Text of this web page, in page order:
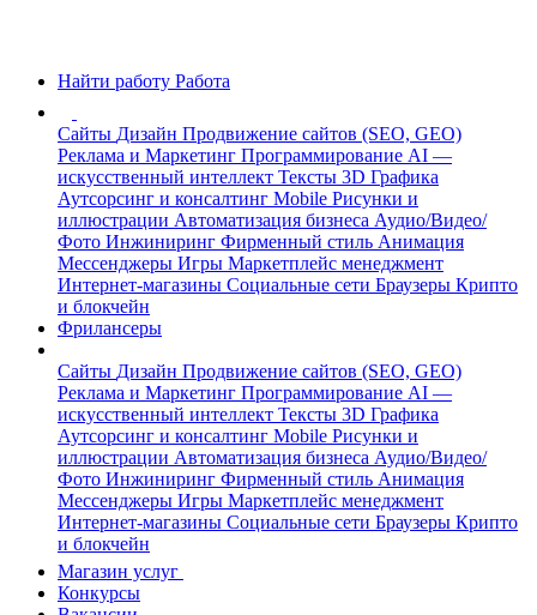
Найти работу Работа
Сайты Дизайн Продвижение сайтов (SEO, GEO)
Реклама и Маркетинг Программирование AI —
искусственный интеллект Тексты 3D Графика
Аутсорсинг и консалтинг Mobile Рисунки и
иллюстрации Автоматизация бизнеса Аудио/Видео/
Фото Инжиниринг Фирменный стиль Анимация
Мессенджеры Игры Маркетплейс менеджмент
Интернет-магазины Социальные сети Браузеры Крипто
и блокчейн
Фрилансеры
Сайты Дизайн Продвижение сайтов (SEO, GEO)
Реклама и Маркетинг Программирование AI —
искусственный интеллект Тексты 3D Графика
Аутсорсинг и консалтинг Mobile Рисунки и
иллюстрации Автоматизация бизнеса Аудио/Видео/
Фото Инжиниринг Фирменный стиль Анимация
Мессенджеры Игры Маркетплейс менеджмент
Интернет-магазины Социальные сети Браузеры Крипто
и блокчейн
Магазин услуг
Конкурсы